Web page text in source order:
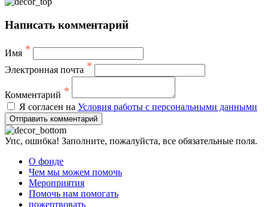
Написать комментарий
Имя *
Электронная почта *
Комментарий *
Я согласен на Условия работы с персональными данными
Отправить комментарий
Упс, ошибка! Заполните, пожалуйста, все обязательные поля.
О фонде
Чем мы можем помочь
Мероприятия
Помочь нам помогать
пожертвовать